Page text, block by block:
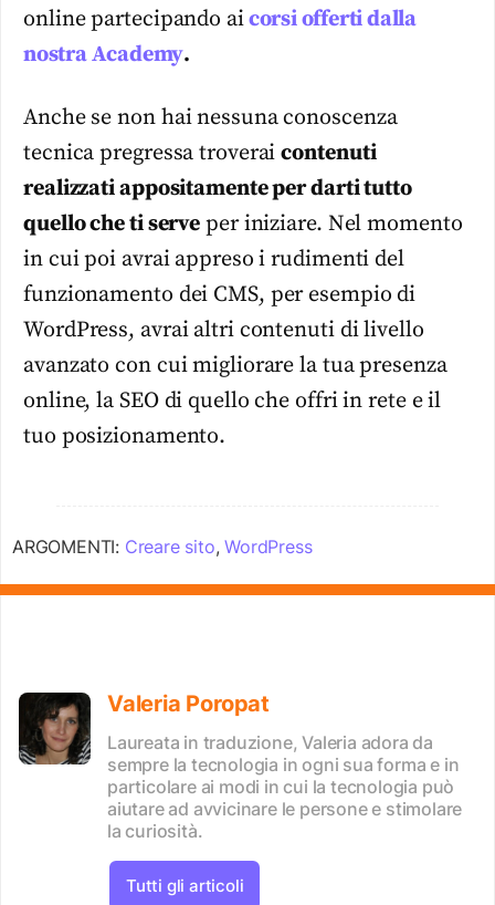
online partecipando aicorsi offerti dalla
nostra Academy.
Anche se non hai nessuna conoscenza
tecnica pregressa troveraicontenuti
realizzati appositamente per darti tutto
quello che ti serve per iniziare. Nel momento
in cui poi avrai appreso i rudimenti del
funzionamento dei CMS, per esempio di
WordPress, avrai altri contenuti di livello
avanzato con cui migliorare la tua presenza
online, la SEO di quello che offri in rete e il
tuo posizionamento.
ARGOMENTI: Creare sito,WordPress
Valeria Poropat
Laureata in traduzione, Valeria adora da
sempre la tecnologia in ogni sua forma e in
particolare ai modi in cui la tecnologia può
aiutare ad avvicinare le persone e stimolare
la curiosità.
Tutti gli articoli